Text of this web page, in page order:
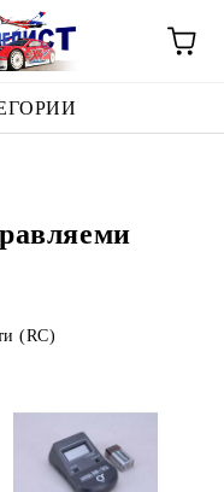
(RC)